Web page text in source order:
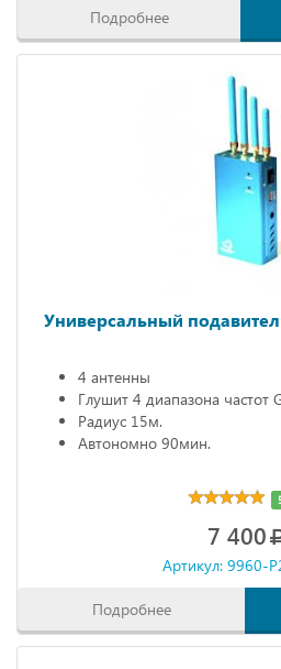
Подробнее
Универсальный
4 антенны
Глушит 4 диапазона частот
Радиус 15м.
Автономно 90мин.
7 400
Артикул: 9960-
Подробнее